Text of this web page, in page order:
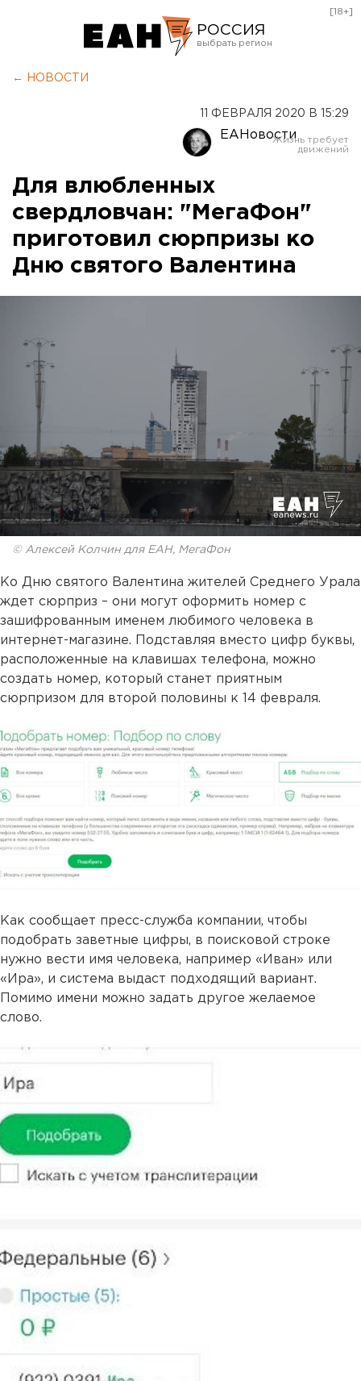
РОССИЯ
Оренбург
[18+]
← НОВОСТИ
11 ФЕВРАЛЯ 2020 В 15:29
ЕАНовости
Для влюбленных
свердловчан: "МегаФон"
приготовил сюрпризы ко
Дню святого Валентина
© Алексей Колчин для ЕАН, МегаФон
Ко Дню святого Валентина жителей Среднего Урала
ждет сюрприз – они могут оформить номер с
зашифрованным именем любимого человека в
интернет-магазине. Подставляя вместо цифр буквы,
расположенные на клавишах телефона, можно
создать номер, который станет приятным
сюрпризом для второй половины к 14 февраля.
Как сообщает пресс-служба компании, чтобы
подобрать заветные цифры, в поисковой строке
нужно вести имя человека, например «Иван» или
«Ира», и система выдаст подходящий вариант.
Помимо имени можно задать другое желаемое
слово.